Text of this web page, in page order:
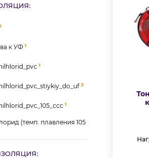
1
к УФ 1
1
3
1
(темп. плавления 105